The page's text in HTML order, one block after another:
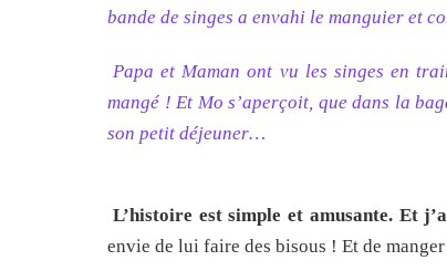
bande de singes a envahi le manguier et
Papa et Maman ont vu les singes en
mangé ! Et Mo s’aperçoit, que dans la
son petit déjeuner…
L’histoire est simple et amusante. Et
envie de lui faire des bisous ! Et de